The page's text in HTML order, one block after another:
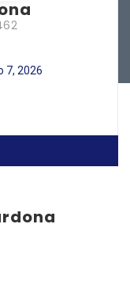
7, 2026